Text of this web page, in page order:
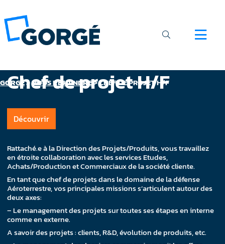
GORGÉ>NOUS REJOINDRE>CHEF DE PROJET H/F
Chef de projet H/F
Découvrir
Rattaché.e à la Direction des Projets/Produits, vous travaillez
en étroite collaboration avec les services Etudes,
Achats/Production et Commerciaux de la société cliente.
En tant que chef de projets dans le domaine de la défense
Aéroterrestre, vos principales missions s’articulent autour des
deux axes:
– Le management des projets sur toutes ses étapes en interne
comme en externe.
A savoir des projets : clients, R&D, évolution de produits, etc.